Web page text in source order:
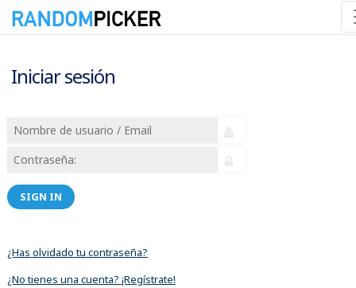
Iniciar sesión
SIGN IN
¿Has olvidado tu contraseña?
¿No tienes una cuenta? ¡Regístrate!